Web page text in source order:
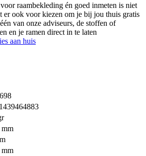
raambekleding én goed inmeten is niet
er ook voor kiezen om je bij jou thuis gratis
van onze adviseurs, de stoffen of
en je ramen direct in te laten
aan huis
mm
mm